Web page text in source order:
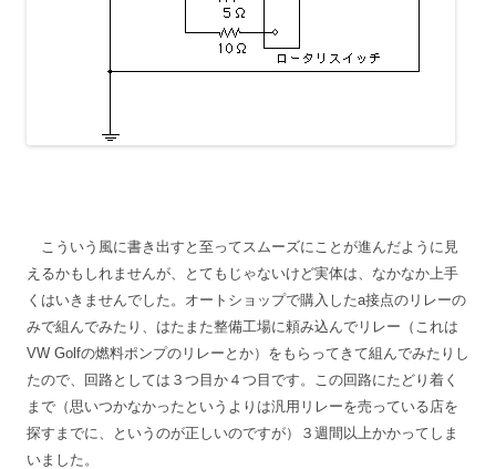
こういう風に書き出すと至ってスムーズにことが進んだように見
えるかもしれませんが、とてもじゃないけど実体は、なかなか上手
くはいきませんでした。オートショップで購入したa接点のリレーの
みで組んでみたり、はたまた整備工場に頼み込んでリレー（これは
VW Golfの燃料ポンプのリレーとか）をもらってきて組んでみたりし
たので、回路としては３つ目か４つ目です。この回路にたどり着く
まで（思いつかなかったというよりは汎用リレーを売っている店を
探すまでに、というのが正しいのですが）３週間以上かかってしま
いました。